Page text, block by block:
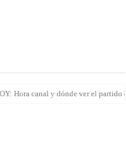
el campeón visita una de las